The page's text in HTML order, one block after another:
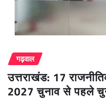
गढ़वाल
उत्तराखंड: 17
2027 चुनाव से पहले